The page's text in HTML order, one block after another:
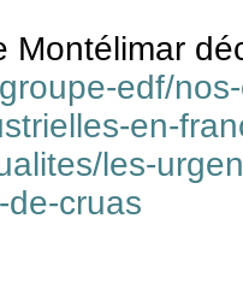
Montélimar
edf/
en-
les-
cruas